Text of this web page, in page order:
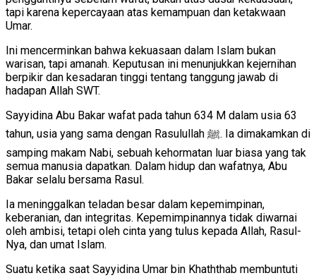
tapi karena kepercayaan atas kemampuan dan ketakwaan
Umar.
Ini mencerminkan bahwa kekuasaan dalam Islam bukan
warisan, tapi amanah. Keputusan ini menunjukkan kejernihan
berpikir dan kesadaran tinggi tentang tanggung jawab di
hadapan Allah SWT.
Sayyidina Abu Bakar wafat pada tahun 634 M dalam usia 63
tahun, usia yang sama dengan Rasulullah ﷺ. Ia dimakamkan di
samping makam Nabi, sebuah kehormatan luar biasa yang tak
semua manusia dapatkan. Dalam hidup dan wafatnya, Abu
Bakar selalu bersama Rasul.
Ia meninggalkan teladan besar dalam kepemimpinan,
keberanian, dan integritas. Kepemimpinannya tidak diwarnai
oleh ambisi, tetapi oleh cinta yang tulus kepada Allah, Rasul-
Nya, dan umat Islam.
Suatu ketika saat Sayyidina Umar bin Khaththab membuntuti